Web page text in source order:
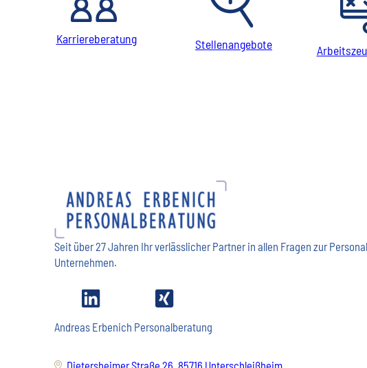
Karriereberatung Stellenangebote
Seit über 27 Jahren Ihr verlässlicher Partner in allen Fragen zur
Unternehmen.
Andreas Erbenich Personalberatung
Dietersheimer Straße 26, 85716 Unterschleißheim